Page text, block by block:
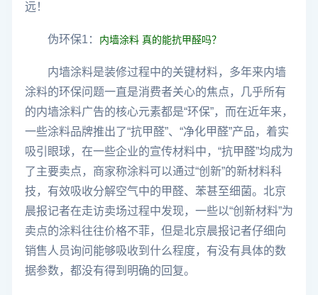
远！
伪环保1： 内墙涂料 真的能抗甲醛吗？
内墙涂料是装修过程中的关键材料，多年来内墙
涂料的环保问题一直是消费者关心的焦点，几乎所有
的内墙涂料广告的核心元素都是“环保”，而在近年来，
一些涂料品牌推出了“抗甲醛”、“净化甲醛”产品，着实
吸引眼球，在一些企业的宣传材料中，“抗甲醛”均成为
了主要卖点，商家称涂料可以通过“创新”的新材料科
技，有效吸收分解空气中的甲醛、苯甚至细菌。北京
晨报记者在走访卖场过程中发现，一些以“创新材料”为
卖点的涂料往往价格不菲，但是北京晨报记者仔细向
销售人员询问能够吸收到什么程度，有没有具体的数
据参数，都没有得到明确的回复。